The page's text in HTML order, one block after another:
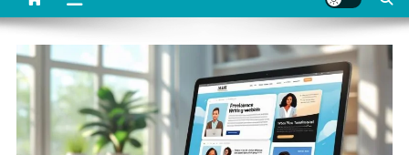
como redator freelancer no mercado digital.